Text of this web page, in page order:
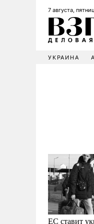
7 августа,
УКРАИНА
ЕС ставит